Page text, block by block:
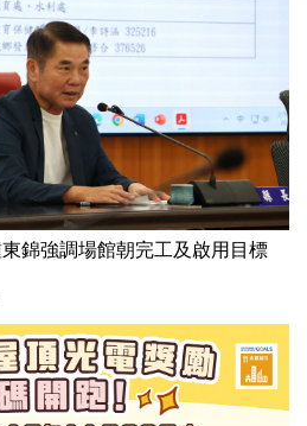
錦強調場館朝完工及啟用目標